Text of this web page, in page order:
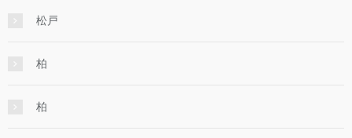
松戸
柏
柏